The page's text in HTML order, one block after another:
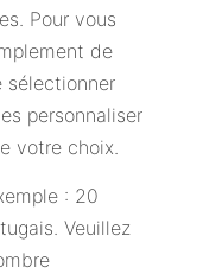
Pour vous
de
sélectionner
personnaliser
votre choix.
: 20
Veuillez